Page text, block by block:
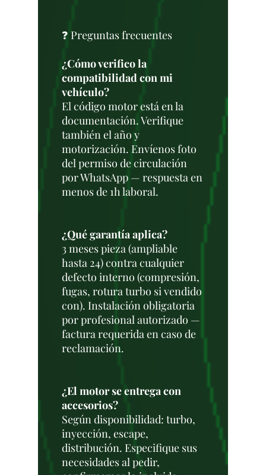
❓ Preguntas frecuentes
¿Cómo verifico la
compatibilidad con mi
vehículo?
El código motor está en la
documentación. Verifique
también el año y
motorización. Envíenos foto
del permiso de circulación
por WhatsApp — respuesta en
menos de 1h laboral.
¿Qué garantía aplica?
3 meses pieza (ampliable
hasta 24) contra cualquier
defecto interno (compresión,
fugas, rotura turbo si vendido
con). Instalación obligatoria
por profesional autorizado —
factura requerida en caso de
reclamación.
¿El motor se entrega con
accesorios?
Según disponibilidad: turbo,
inyección, escape,
distribución. Especifique sus
necesidades al pedir,